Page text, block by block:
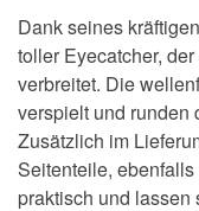
Dank seines
toller Eyecatcher,
verbreitet. Die
verspielt und runden
Zusätzlich im
Seitenteile,
praktisch und